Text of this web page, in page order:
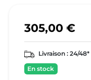
305,00 €
Livraison : 24/48*
En stock